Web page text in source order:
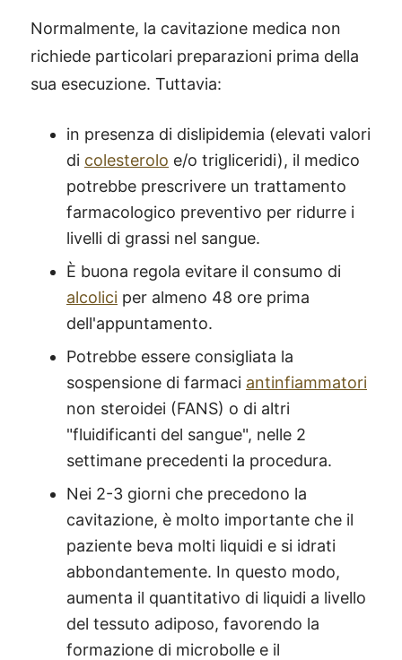
Normalmente, la cavitazione medica non
richiede particolari preparazioni prima della
sua esecuzione. Tuttavia:
in presenza di dislipidemia (elevati valori
di colesterolo e/o trigliceridi), il medico
potrebbe prescrivere un trattamento
farmacologico preventivo per ridurre i
livelli di grassi nel sangue.
È buona regola evitare il consumo di
alcolici per almeno 48 ore prima
dell'appuntamento.
Potrebbe essere consigliata la
sospensione di farmaci antinfiammatori
non steroidei (FANS) o di altri
"fluidificanti del sangue", nelle 2
settimane precedenti la procedura.
Nei 2-3 giorni che precedono la
cavitazione, è molto importante che il
paziente beva molti liquidi e si idrati
abbondantemente. In questo modo,
aumenta il quantitativo di liquidi a livello
del tessuto adiposo, favorendo la
formazione di microbolle e il